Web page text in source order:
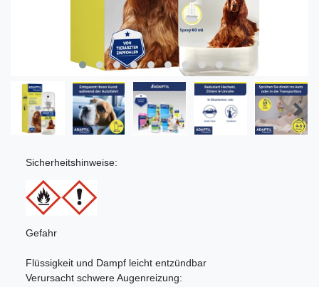
Sicherheitshinweise:
Gefahr
Flüssigkeit und Dampf leicht entzündbar
Verursacht schwere Augenreizung: